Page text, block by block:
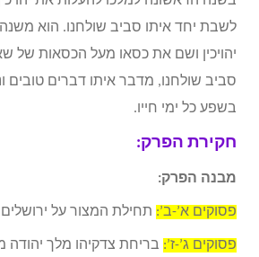
לשבת יחד איתו סביב שולחנו. הוא
יהויכין ושם את כסאו מעל הכסאות של
סביב שולחנו, מדבר איתו דברים טובים
בשפע כל ימי חייו.
חקירת הפרק:
מבנה הפרק:
פסוקים א’-ב’: תחילת המצור על
פסוקים ג’-ז’: בריחת צדקיהו מלך יהודה